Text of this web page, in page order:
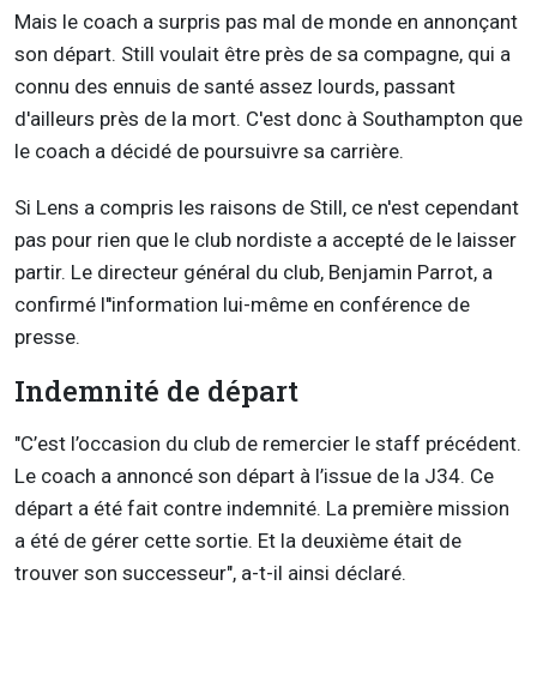
Mais le coach a surpris pas mal de monde en annonçant
son départ. Still voulait être près de sa compagne, qui a
connu des ennuis de santé assez lourds, passant
d'ailleurs près de la mort. C'est donc à Southampton que
le coach a décidé de poursuivre sa carrière.
Si Lens a compris les raisons de Still, ce n'est cependant
pas pour rien que le club nordiste a accepté de le laisser
partir. Le directeur général du club, Benjamin Parrot, a
confirmé l''information lui-même en conférence de
presse.
Indemnité de départ
"C’est l’occasion du club de remercier le staff précédent.
Le coach a annoncé son départ à l’issue de la J34. Ce
départ a été fait contre indemnité. La première mission
a été de gérer cette sortie. Et la deuxième était de
trouver son successeur", a-t-il ainsi déclaré.